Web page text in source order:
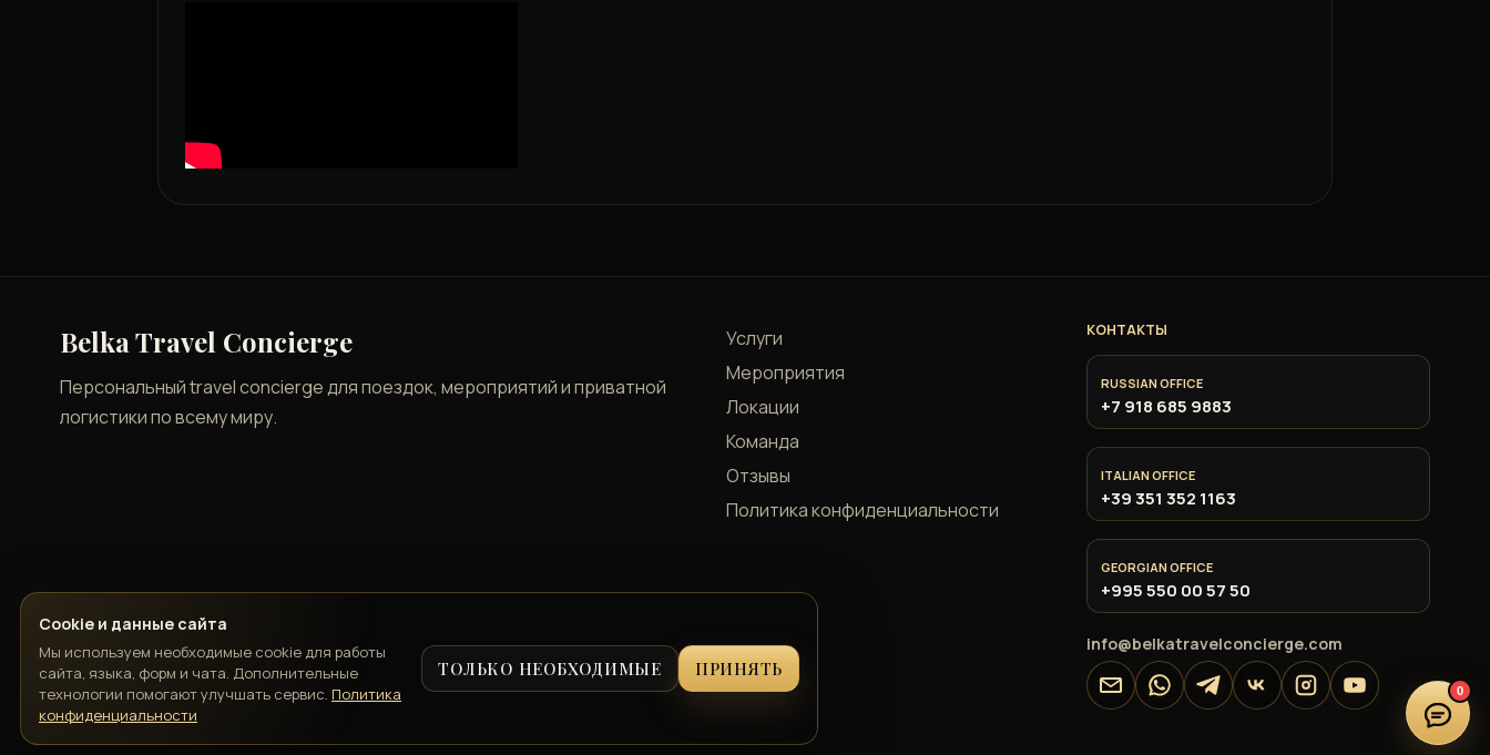
Belka Travel Concierge
Персональный travel concierge для поездок, мероприятий и приватной
логистики по всему миру.
Услуги
Мероприятия
Локации
Команда
Отзывы
Политика конфиденциальности
КОНТАКТЫ
RUSSIAN OFFICE
+7 918 685 9883
ITALIAN OFFICE
+39 351 352 1163
GEORGIAN OFFICE
+995 550 00 57 50
info@belkatravelconcierge.com
EmailWhatsAppTelegram
VK InstagramYouTube
Cookie и данные сайта
Мы используем необходимые cookie для работы
сайта, языка, форм и чата. Дополнительные
технологии помогают улучшать сервис. Политика
конфиденциальности
ТОЛЬКО НЕОБХОДИМЫЕ ПРИНЯТЬ
0